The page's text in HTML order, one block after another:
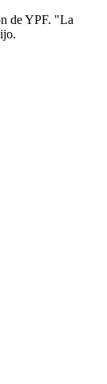
de YPF. "La